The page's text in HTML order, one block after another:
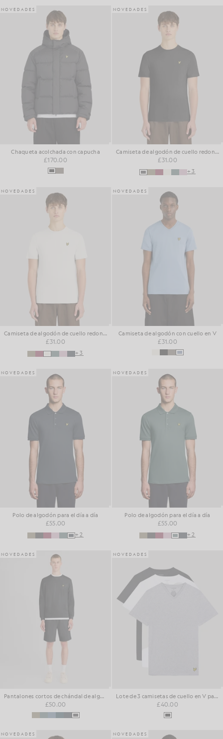
NOVEDADES
Chaqueta acolchada con capucha
£170.00
NOVEDADES
Camiseta de algodón de cuello redondo para el día a día
£31.00
+3
NOVEDADES
Camiseta de algodón de cuello redondo para el día a día
£31.00
+3
NOVEDADES
Camiseta de algodón con cuello en V
£31.00
NOVEDADES
Polo de algodón para el día a día
£55.00
+2
NOVEDADES
Polo de algodón para el día a día
£55.00
+2
NOVEDADES
Pantalones cortos de chándal de algodón para el día a día
£50.00
NOVEDADES
Lote de 3 camisetas de cuello en V para estar por casa
£40.00
NOVEDADES NOVEDADES